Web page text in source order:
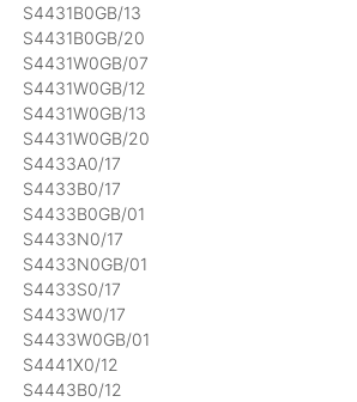
S4431B0GB/13
S4431B0GB/20
S4431W0GB/07
S4431W0GB/12
S4431W0GB/13
S4431W0GB/20
S4433A0/17
S4433B0/17
S4433B0GB/01
S4433N0/17
S4433N0GB/01
S4433S0/17
S4433W0/17
S4433W0GB/01
S4441X0/12
S4443B0/12